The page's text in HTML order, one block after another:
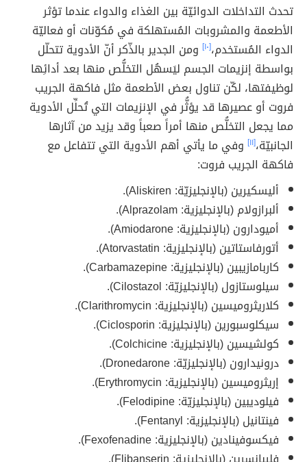
تحدث التداخلات الدوائيّة بين الغذاء والدواء عندما تؤثر
الأطعمة والمشروبات المُستهلكة في مُكوّنات أو فعاليّة
الدواء المُستخدم،[١٠]
ومن الجدير بالذّكر أنّ الأدوية تتحلّل
بواسطة إنزيمات الجسم ليَسهُل التخلُّص منها بعد أدائِها
لوظيفتها، لكّن تناول بعض الأطعمة مثل فاكهة الجريب
فروت أو عصيرها قد يؤثُّر في الإنزيمات التي تُحلِّل الأدوية
مما يجعل التخلُّص منها أمراً صعباً وقد يزيد من آثارها
الجانبيّة،[١١]
وفي ما يأتي أهم الأدوية التي تتفاعل مع
فاكهة الجريب فروت:
أليسكيرين (بالإنجليزيّة: Aliskiren).
ألبرازولام (بالإنجليزية: Alprazolam).
أميودارون (بالإنجليزية: Amiodarone).
أتورفاستاتين (بالإنجليزية: Atorvastatin).
كاربامازيبين (بالإنجليزية: Carbamazepine).
سيلوستازول (بالإنجليزيّة: Cilostazol).
كلاريثروميسين (بالإنجليزية: Clarithromycin).
سيكلوسبورين (بالإنجليزية: Ciclosporin)‏.
كولشيسين (بالإنجليزية: Colchicine).
درونيدارون (بالإنجليزيّة: Dronedarone).
إريثروميسين (بالإنجليزية: Erythromycin).
فيلوديبين (بالإنجليزيّة: Felodipine).
فينتانيل (بالإنجليزية: Fentanyl).
فيكسوفينادين (بالإنجليزية: Fexofenadine)‏.